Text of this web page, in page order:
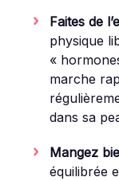
Faites de
physique
«
marche
dans sa
Mangez
équilibrée